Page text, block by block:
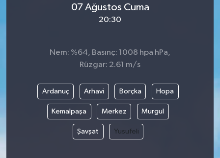
07 Ağustos Cuma
20:30
Nem: %64, Basınç: 1008 hpa hPa,
Rüzgar: 2.61 m/s
Ardanuç Arhavi Borçka Hopa
Kemalpaşa Merkez Murgul
Şavşat Yusufeli